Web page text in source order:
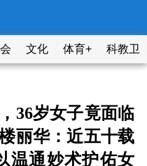
文化 体育+ 科教卫
36岁女子竟面临
丽华：近五十载
温通妙术护佑女